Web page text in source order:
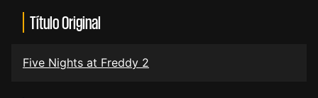
Título Original
Five Nights at Freddy 2